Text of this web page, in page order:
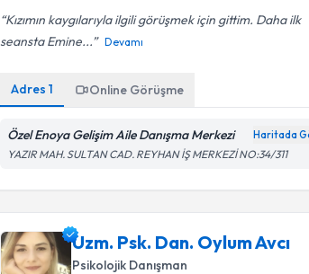
Kızımın kaygılarıyla ilgili görüşmek için gittim. Daha ilk
seansta Emine...
Devamı
Adres1 Online Görüşme
Özel Enoya Gelişim Aile Danışma Merkezi Haritada
YAZIR MAH. SULTAN CAD. REYHAN İŞ MERKEZİ NO:34/311
Uzm. Psk. Dan. Oylum Avcı
Psikolojik Danışman